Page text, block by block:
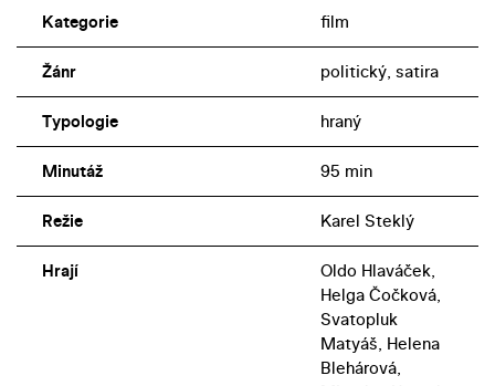
Kategorie film
Žánr politický, satira
Typologie hraný
Minutáž 95 min
Režie Karel Steklý
Hrají
Oldo Hlaváček,
Helga Čočková,
Svatopluk
Matyáš, Helena
Blehárová,